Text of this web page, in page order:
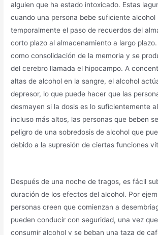
alguien que ha estado intoxicado. Estas
cuando una persona bebe suficiente alcohol
temporalmente el paso de recuerdos del
corto plazo al almacenamiento a largo
como consolidación de la memoria y se
del cerebro llamada el hipocampo. A
altas de alcohol en la sangre, el alcohol
depresor, lo que puede hacer que las
desmayen si la dosis es lo suficientemente
incluso más altos, las personas que beben
peligro de una sobredosis de alcohol que
debido a la supresión de ciertas funciones
Después de una noche de tragos, es fácil
duración de los efectos del alcohol. Por
personas creen que comienzan a
pueden conducir con seguridad, una vez
consumir alcohol y se beban una taza de